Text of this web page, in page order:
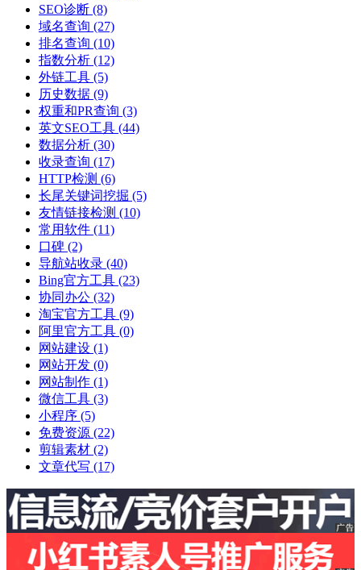
SEO诊断 (8)
域名查询 (27)
排名查询 (10)
指数分析 (12)
外链工具 (5)
历史数据 (9)
权重和PR查询 (3)
英文SEO工具 (44)
数据分析 (30)
收录查询 (17)
HTTP检测 (6)
长尾关键词挖掘 (5)
友情链接检测 (10)
常用软件 (11)
口碑 (2)
导航站收录 (40)
Bing官方工具 (23)
协同办公 (32)
淘宝官方工具 (9)
阿里官方工具 (0)
网站建设 (1)
网站开发 (0)
网站制作 (1)
微信工具 (3)
小程序 (5)
免费资源 (22)
剪辑素材 (2)
文章代写 (17)